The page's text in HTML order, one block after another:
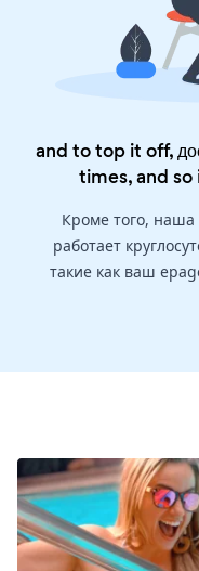
and to top it off,
times, and so
Кроме того,
работает
такие как ваш